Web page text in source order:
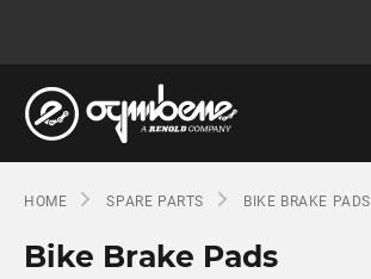
HOME SPARE PARTS BIKE BRAKE PADS
Bike Brake Pads